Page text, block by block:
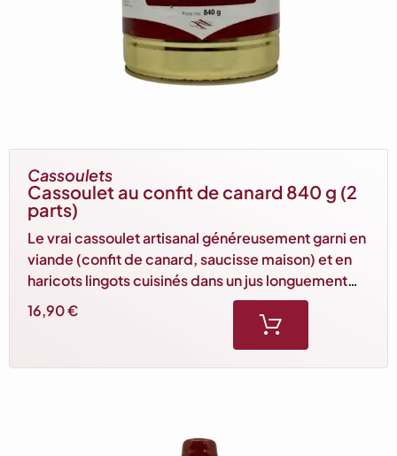
Cassoulets
Cassoulet au confit de canard 840 g (2
parts)
Le vrai cassoulet artisanal généreusement garni en
viande (confit de canard, saucisse maison) et en
haricots lingots cuisinés dans un jus longuement
cuisiné. Idéal pour 2 personnes.
16,90€